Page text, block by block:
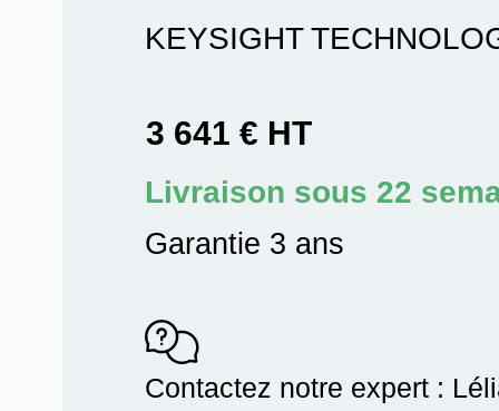
KEYSIGHT
3 641 € HT
Livraison sous 22
Garantie 3 ans
Contactez notre expert :